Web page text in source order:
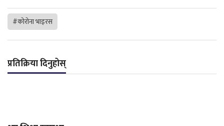
#कोरोना भाइरस
प्रतिक्रिया दिनुहोस्